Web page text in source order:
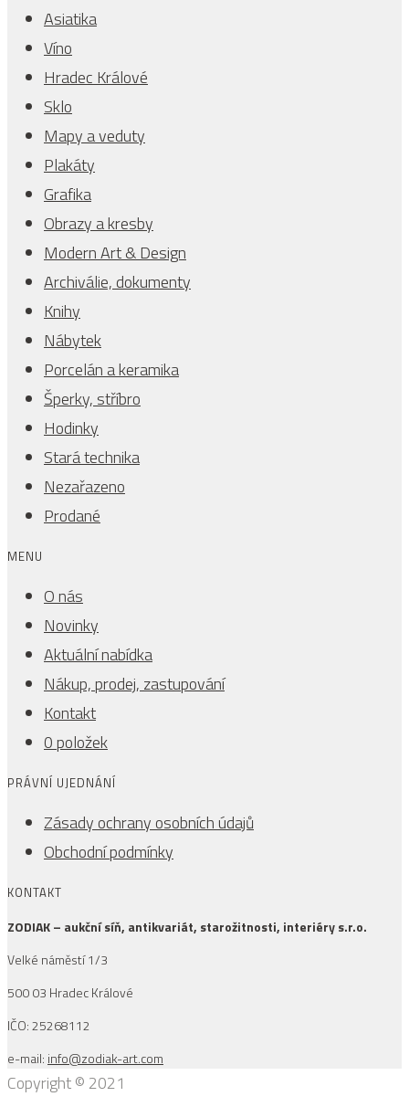
Asiatika
Víno
Hradec Králové
Sklo
Mapy a veduty
Plakáty
Grafika
Obrazy a kresby
Modern Art & Design
Archiválie, dokumenty
Knihy
Nábytek
Porcelán a keramika
Šperky, stříbro
Hodinky
Stará technika
Nezařazeno
Prodané
MENU
O nás
Novinky
Aktuální nabídka
Nákup, prodej, zastupování
Kontakt
0 položek
PRÁVNÍ UJEDNÁNÍ
Zásady ochrany osobních údajů
Obchodní podmínky
KONTAKT
ZODIAK – aukční síň, antikvariát, starožitnosti, interiéry s.r.o.
Velké náměstí 1/3
500 03 Hradec Králové
IČO: 25268112
e-mail: info@zodiak-art.com
Copyright © 2021